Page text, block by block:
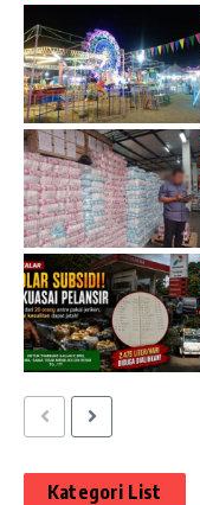
Kategori List